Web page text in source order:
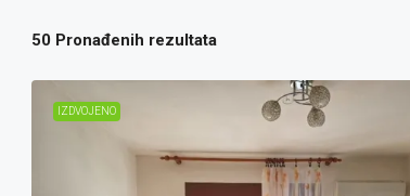
50 Pronađenih rezultata
IZDVOJENO